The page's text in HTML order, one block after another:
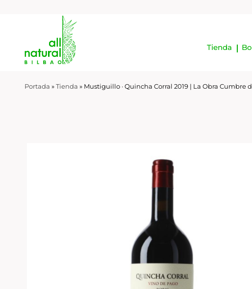
Tienda
Portada »Tienda » Mustiguillo · Quincha Corral 2019 | La Obra Cumbre